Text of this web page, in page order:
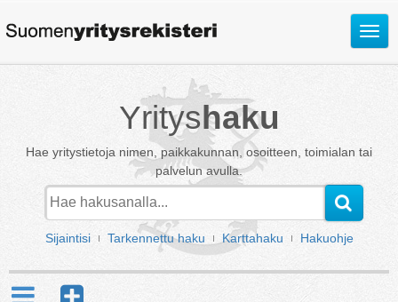
Avaa
Yrityshaku
Hae yritystietoja nimen, paikkakunnan, osoitteen, toimialan tai
palvelun avulla.
Sijaintisi Tarkennettu haku Karttahaku Hakuohje